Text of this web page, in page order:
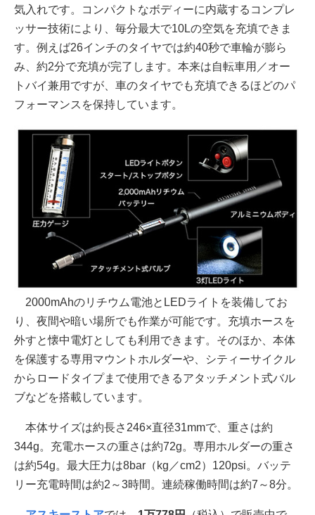
気入れです。コンパクトなボディーに内蔵するコンプレ
ッサー技術により、毎分最大で10Lの空気を充填できま
す。例えば26インチのタイヤでは約40秒で車輪が膨ら
み、約2分で充填が完了します。本来は自転車用／オー
トバイ兼用ですが、車のタイヤでも充填できるほどのパ
フォーマンスを保持しています。
2000mAhのリチウム電池とLEDライトを装備してお
り、夜間や暗い場所でも作業が可能です。充填ホースを
外すと懐中電灯としても利用できます。そのほか、本体
を保護する専用マウントホルダーや、シティーサイクル
からロードタイプまで使用できるアタッチメント式バル
ブなどを搭載しています。
本体サイズは約長さ246×直径31mmで、重さは約
344g。充電ホースの重さは約72g。専用ホルダーの重さ
は約54g。最大圧力は8bar（kg／cm2）120psi。バッテ
リー充電時間は約2～3時間。連続稼働時間は約7～8分。